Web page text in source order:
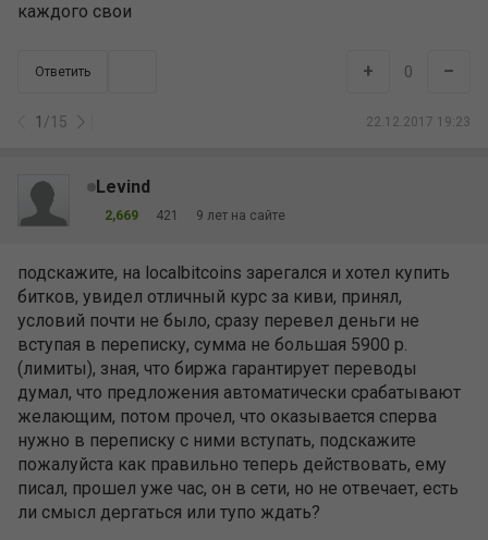
каждого свои
Ответить
1 /15 22.12.2017 19:23
+ 0 –
Levind
2,669 421 9 лет на сайте
подскажите, на localbitcoins зарегался и хотел купить
битков, увидел отличный курс за киви, принял,
условий почти не было, сразу перевел деньги не
вступая в переписку, сумма не большая 5900 р.
(лимиты), зная, что биржа гарантирует переводы
думал, что предложения автоматически срабатывают
желающим, потом прочел, что оказывается сперва
нужно в переписку с ними вступать, подскажите
пожалуйста как правильно теперь действовать, ему
писал, прошел уже час, он в сети, но не отвечает, есть
ли смысл дергаться или тупо ждать?